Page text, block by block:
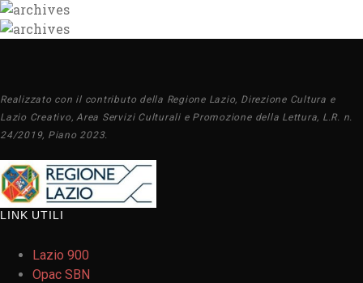
Realizzato con il contributo della Regione Lazio, Direzione Cultura e
Lazio Creativo, Area Servizi Culturali e Promozione della Lettura, L.R. n.
24/2019, Piano 2023.
LINK UTILI
Lazio 900
Opac SBN